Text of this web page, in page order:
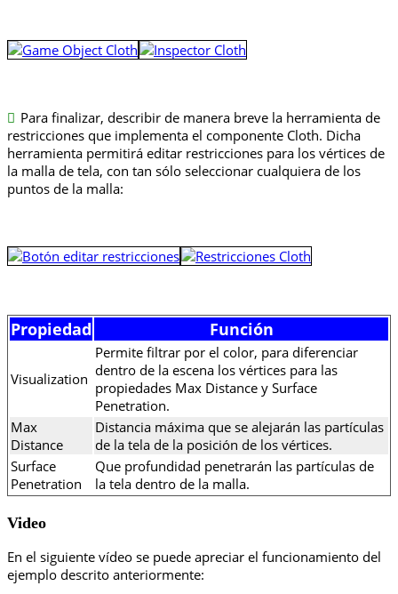
Para finalizar, describir de manera breve la herramienta de
restricciones que implementa el componente Cloth. Dicha
herramienta permitirá editar restricciones para los vértices de
la malla de tela, con tan sólo seleccionar cualquiera de los
puntos de la malla:
Propiedad Función
Visualization
Permite filtrar por el color, para diferenciar
dentro de la escena los vértices para las
propiedades Max Distance y Surface
Penetration.
Max
Distance
Distancia máxima que se alejarán las partículas
de la tela de la posición de los vértices.
Surface
Penetration
Que profundidad penetrarán las partículas de
la tela dentro de la malla.
Video
En el siguiente vídeo se puede apreciar el funcionamiento del
ejemplo descrito anteriormente: